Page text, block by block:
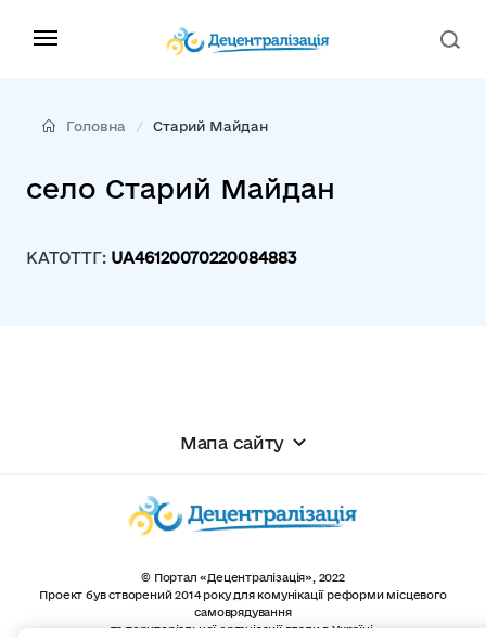
Головна Старий Майдан
село Старий Майдан
КАТОТТГ: UA46120070220084883
Мапа сайту
© Портал «Децентралізація», 2022
Проект був створений 2014 року для комунікації реформи місцевого
самоврядування
та територіальної організації влади в Україні.